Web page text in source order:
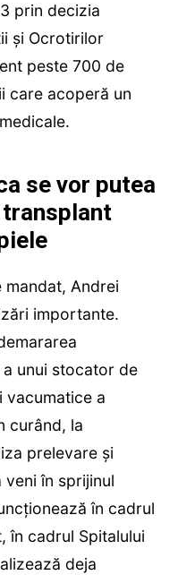
prin decizia
și Ocrotirilor
peste 700 de
care acoperă un
se vor putea
mandat, Andrei
importante.
unui stocator de
vacumatice a
curând, la
prelevare și
în sprijinul
în cadrul
în cadrul Spitalului
deja